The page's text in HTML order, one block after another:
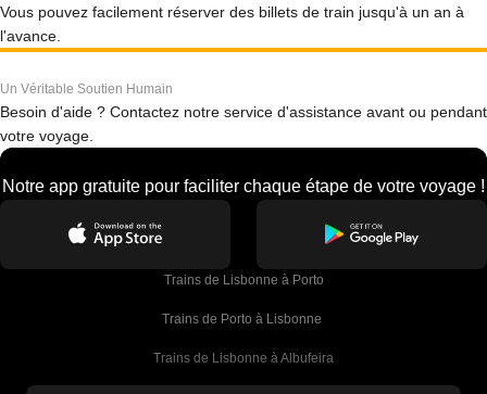
Vous pouvez facilement réserver des billets de train jusqu'à un an à
l'avance.
Un Véritable Soutien Humain
Besoin d'aide ? Contactez notre service d'assistance avant ou pendant
votre voyage.
Notre app gratuite pour faciliter chaque étape de votre voyage !
Trains de Lisbonne à Porto
Trains de Porto à Lisbonne
Trains de Lisbonne à Albufeira